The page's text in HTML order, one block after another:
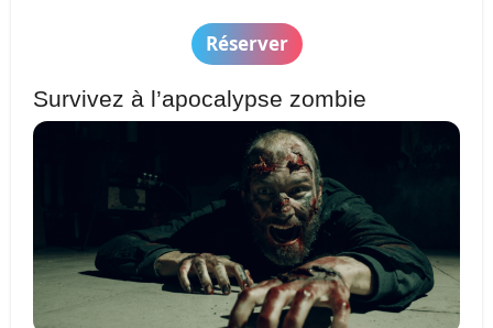
Réserver
Survivez à l’apocalypse zombie